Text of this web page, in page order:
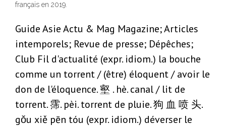
français en 2019.
Guide Asie Actu & Mag Magazine; Articles
intemporels; Revue de presse; Dépêches;
Club Fil d'actualité (expr. idiom.) la bouche
comme un torrent / (être) éloquent / avoir le
don de l'éloquence. 壑 . hè. canal / lit de
torrent. 霈. pèi. torrent de pluie. 狗 血 喷 头.
gǒu xiě pēn tóu (expr. idiom.) déverser le